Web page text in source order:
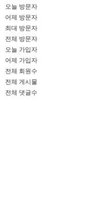
오늘 방문자
어제 방문자
최대 방문자
전체 방문자
오늘 가입자
어제 가입자
전체 회원수
전체 게시물
전체 댓글수